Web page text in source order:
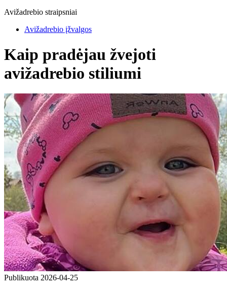
Avižadrebio straipsniai
Avižadrebio įžvalgos
Kaip pradėjau žvejoti
avižadrebio stiliumi
Publikuota 2026-04-25